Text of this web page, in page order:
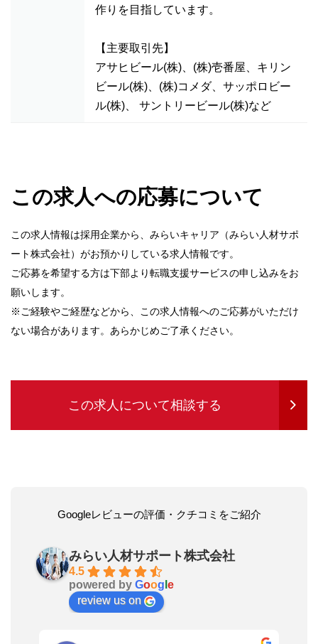
作りを目指しています。
【主要取引先】
アサヒビール(株)、(株)壱番屋、キリン
ビール(株)、(株)コメダ、サッポロビー
ル(株)、 サントリービール(株)など
この求人への応募について
この求人情報は採用企業から、みらいキャリア（みらい人材サポ
ート株式会社）がお預かりしている求人情報です。
ご応募を希望する方は下部より転職支援サービスの申し込みをお
願いします。
※ご経験やご経歴などから、この求人情報へのご応募がいただけ
ない場合があります。あらかじめご了承ください。
この求人について相談する
Googleレビューの評価・クチコミをご紹介
みらい人材サポート株式会社
4.5
powered by Goog e
review us on